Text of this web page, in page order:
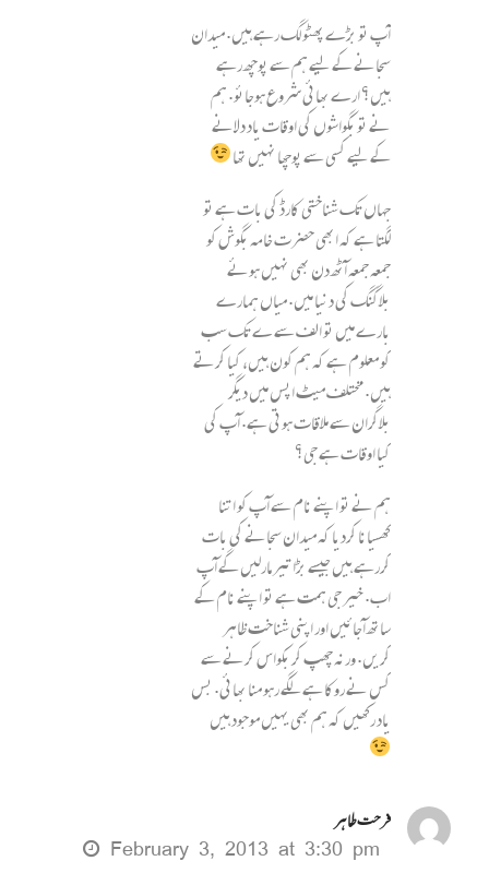
آپ تو بڑے پھٹو لگ رہے ہیں. میدان
سجانے کے لیے ہم سے پوچھ رہے
ہیں؟ ارے بھائی شروع ہوجائو. ہم
نے تو بگواشوں کی اوقات یاد دلانے
کے لیے کسی سے پوچھا نہیں تھا
جہاں تک شناختی کارڈ کی بات ہے تو
لگتا ہے کہ ابھی حضرت خامہ بگوش کو
جمعہ جمعہ آٹھ دن بھی نہیں ہوئے
بلاگنگ کی دنیا میں. میاں ہمارے
بارے میں تو الف سے ے تک سب
کو معلوم ہے کہ ہم کون ہیں، کیا کرتے
ہیں. مختلف میٹ اپس میں دیگر
بلاگران سے ملاقات ہوتی ہے. آپ کی
کیا اوقات ہے جی؟
ہم نے تو اپنے نام سے آپ کو اتنا
کھسیانا کردیا کہ میدان سجانے کی بات
کررہے ہیں جیسے بڑا تیر مارلیں گے آپ
اب. خیر جی ہمت ہے تو اپنے نام کے
ساتھ آجائیں اور اپنی شناخت ظاہر
کریں. ورنہ چھپ کر بکواس کرنے سے
کس نے روکا ہے لگے رہو منا بھائی. بس
یاد رکھیں کہ ہم بھی یہیں موجود ہیں
فرحت طاہر
February 3, 2013 at 3:30 pm